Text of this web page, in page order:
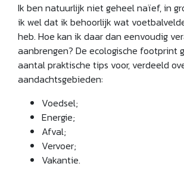
Ik ben natuurlijk niet geheel naïef, in
ik wel dat ik behoorlijk wat
heb. Hoe kan ik daar dan eenvoudig
aanbrengen? De ecologische footprint
aantal praktische tips voor, verdeeld
aandachtsgebieden:
Voedsel;
Energie;
Afval;
Vervoer;
Vakantie.